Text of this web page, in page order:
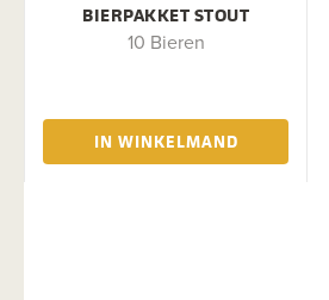
BIERPAKKET STOUT
10 Bieren
IN WINKELMAND